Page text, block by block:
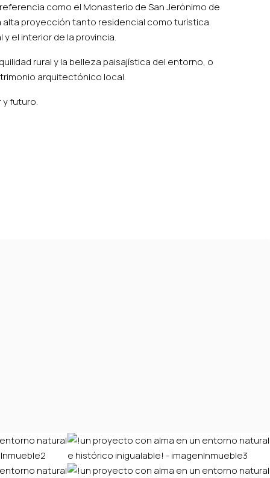
como el Monasterio de San Jerónimo de
alta proyección tanto residencial como turística.
el interior de la provincia.
rural y la belleza paisajística del entorno, o
arquitectónico local.
futuro.